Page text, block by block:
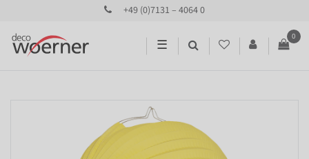
+49 (0)7131 – 4064 0
☰
0